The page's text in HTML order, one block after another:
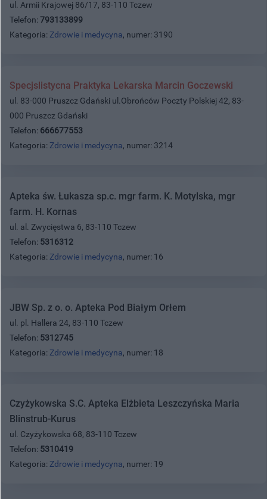
ul. Armii Krajowej 86/17, 83-110 Tczew
Telefon: 793133899
Kategoria: Zdrowie i medycyna, numer: 3190
Specjslistycna Praktyka Lekarska Marcin Goczewski
ul. 83-000 Pruszcz Gdański ul.Obrońców Poczty Polskiej 42, 83-
000 Pruszcz Gdański
Telefon: 666677553
Kategoria: Zdrowie i medycyna, numer: 3214
Apteka św. Łukasza sp.c. mgr farm. K. Motylska, mgr
farm. H. Kornas
ul. al. Zwycięstwa 6, 83-110 Tczew
Telefon: 5316312
Kategoria: Zdrowie i medycyna, numer: 16
JBW Sp. z o. o. Apteka Pod Białym Orłem
ul. pl. Hallera 24, 83-110 Tczew
Telefon: 5312745
Kategoria: Zdrowie i medycyna, numer: 18
Czyżykowska S.C. Apteka Elżbieta Leszczyńska Maria
Blinstrub-Kurus
ul. Czyżykowska 68, 83-110 Tczew
Telefon: 5310419
Kategoria: Zdrowie i medycyna, numer: 19